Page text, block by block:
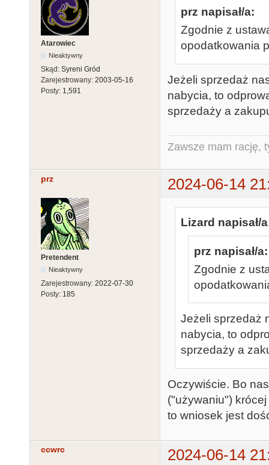
Atarowiec
Nieaktywny
Skąd: Syreni Gród
Zarejestrowany: 2003-05-16
Posty: 1,591
prz napisał/a:
Zgodnie z
opodatkowania
Jeżeli sprzedaż
nabycia, to
sprzedaży a
Zawsze mam rację,
prz 2024-06-14
Pretendent
Nieaktywny
Zarejestrowany: 2022-07-30
Posty: 185
Lizard napisał/
prz napisał/a:
Zgodnie z
Jeżeli sprzedaż
nabycia, to
sprzedaży a
Oczywiście. Bo
("używaniu")
to wniosek jest
ccwrc 2024-06-14